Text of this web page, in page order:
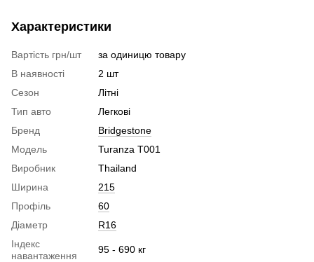
Характеристики
Вартість грн/шт
за одиницю товару
В наявності
2 шт
Сезон
Літні
Тип авто
Легкові
Бренд
Bridgestone
Модель
Turanza T001
Виробник
Thailand
Ширина
215
Профіль
60
Діаметр
R16
Індекс
навантаження
95 - 690 кг